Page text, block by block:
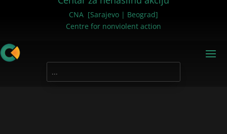
CNA [Sarajevo | Beograd]
Centre for nonviolent action